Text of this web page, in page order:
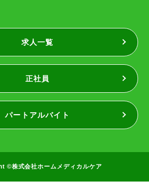
求人一覧
正社員
パートアルバイト
©株式会社ホームメディカルケア